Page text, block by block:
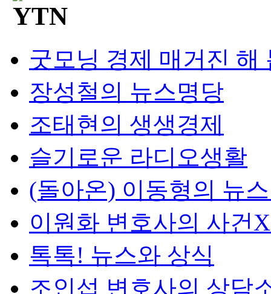
굿모닝 경제 매거진 해
장성철의 뉴스명당
조태현의 생생경제
슬기로운 라디오생활
(돌아온) 이동형의 뉴
이원화 변호사의 사건
톡톡! 뉴스와 상식
조인섭 변호사의 상담